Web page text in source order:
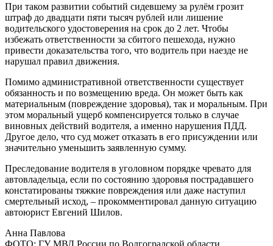
При таком развитии событий сидевшему за рулём грозит
штраф до двадцати пяти тысяч рублей или лишение
водительского удостоверения на срок до 2 лет. Чтобы
избежать ответственности за сбитого пешехода, нужно
привести доказательства того, что водитель при наезде не
нарушал правил движения.
Помимо административной ответственности существует
обязанность и по возмещению вреда. Он может быть как
материальным (повреждение здоровья), так и моральным. При
этом моральный ущерб компенсируется только в случае
виновных действий водителя, а именно нарушения ПДД.
Другое дело, что суд может отказать в его присуждении или
значительно уменьшить заявленную сумму.
Преследование водителя в уголовном порядке чревато для
автовладельца, если по состоянию здоровья пострадавшего
констатированы тяжкие повреждения или даже наступил
смертельный исход, – прокомментировал данную ситуацию
автоюрист Евгений Шилов.
Анна Павлова
ФОТО: ГУ МВД России по Волгоградской области